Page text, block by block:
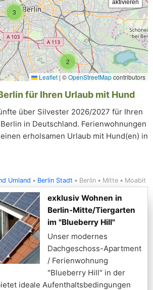
2
3
Leaflet | ©OpenStreetMapcontributors
für Ihren Urlaub mit Hund
über Silvester 2026/2027 für Ihren
in Deutschland. Ferienwohnungen
erholsamen Urlaub mit Hund(en) in
Umland Berlin Stadt Berlin Mitte Moabit
exklusiv Wohnen in
Berlin-Mitte/Tiergarten
im "Blueberry Hill"
Unser modernes
Dachgeschoss-Apartment
/ Ferienwohnung
"Blueberry Hill" in der
ideale Aufenthaltsbedingungen